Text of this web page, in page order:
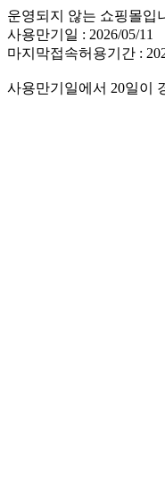
운영되지 않는 쇼핑몰입
사용만기일 : 2026/05/11
마지막접속허용기간 :
사용만기일에서 20일이